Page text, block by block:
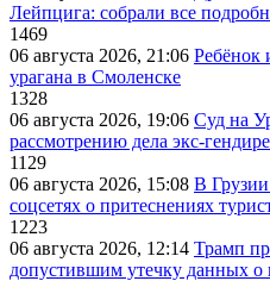
Лейпцига: собрали все
1469
06 августа 2026, 21:06 Ребёнок
урагана в Смоленске
1328
06 августа 2026, 19:06 Суд на
рассмотрению дела экс-
1129
06 августа 2026, 15:08 В Грузии
соцсетях о притеснениях
1223
06 августа 2026, 12:14 Трамп
допустившим утечку данных